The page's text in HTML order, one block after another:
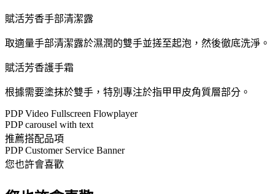
賦活芳香手部清潔露
取適量手部清潔露於濕潤的雙手並搓至起泡，然後徹底洗淨。
賦活芳香護手霜
根據需要塗抹於雙手，特別專注於指甲甲皮角質層部分。
PDP Video Fullscreen Flowplayer
PDP carousel with text
推薦搭配品項
PDP Customer Service Banner
您也許會喜歡